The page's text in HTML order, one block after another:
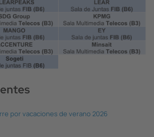
por vacaciones de verano 2026